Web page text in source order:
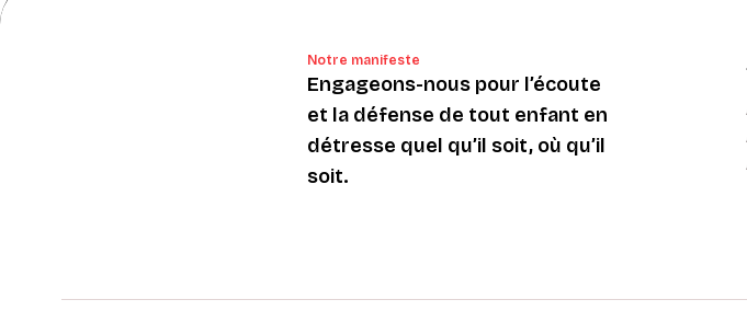
Notre manifeste
Engageons-nous pour l’écoute
et la défense de tout enfant en
détresse quel qu’il soit, où qu’il
soit.